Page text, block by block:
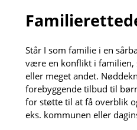
Står I som familie i en
være en konflikt i familien,
eller meget andet.
forebyggende tilbud til
for støtte til at få overblik
eks. kommunen eller